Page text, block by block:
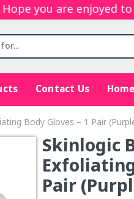
you are enjoyed to
Contact Us Home
Body Gloves – 1 Pair
Skinlogic
Pair